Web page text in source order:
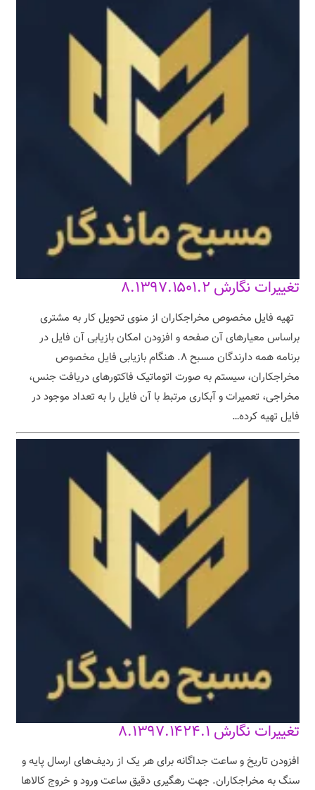
تغییرات نگارش ۸.۱۳۹۷.۱۵۰۱.۲
تهیه فایل مخصوص مخراجکاران از منوی تحویل کار به مشتری
براساس معیارهای آن صفحه و افزودن امکان بازیابی آن فایل در
برنامه همه دارندگان مسبح ۸. هنگام بازیابی فایل مخصوص
مخراجکاران، سیستم به صورت اتوماتیک فاکتورهای دریافت جنس،
مخراجی، تعمیرات و آبکاری مرتبط با آن فایل را به تعداد موجود در
فایل تهیه کرده…
تغییرات نگارش ۸.۱۳۹۷.۱۴۲۴.۱
افزودن تاریخ و ساعت جداگانه برای هر یک از ردیف‌های ارسال پایه و
سنگ به مخراجکاران. جهت رهگیری دقیق ساعت ورود و خروج کالاها